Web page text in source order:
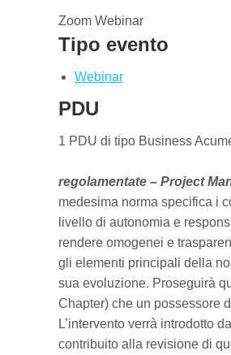
Zoom Webinar
Tipo evento
Webinar
PDU
1 PDU di tipo Business
regolamentate – Project
medesima norma specifica i
livello di autonomia e
rendere omogenei e
gli elementi principali della
sua evoluzione. Proseguirà
Chapter) che un possessore
L’intervento verrà introdotto da
contribuito alla revisione di